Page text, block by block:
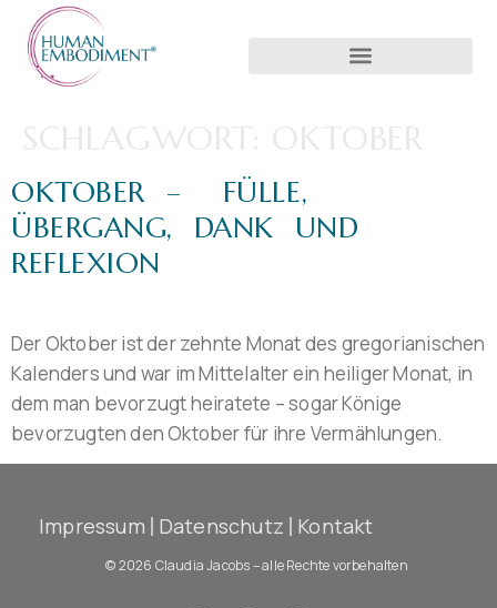
OKTOBER – FÜLLE,
ÜBERGANG, DANK UND
REFLEXION
Der Oktober ist der zehnte Monat des gregorianischen
Kalenders und war im Mittelalter ein heiliger Monat, in
dem man bevorzugt heiratete – sogar Könige
bevorzugten den Oktober für ihre Vermählungen.
Impressum Datenschutz Kontakt
© 2026 Claudia Jacobs – alle Rechte vorbehalten